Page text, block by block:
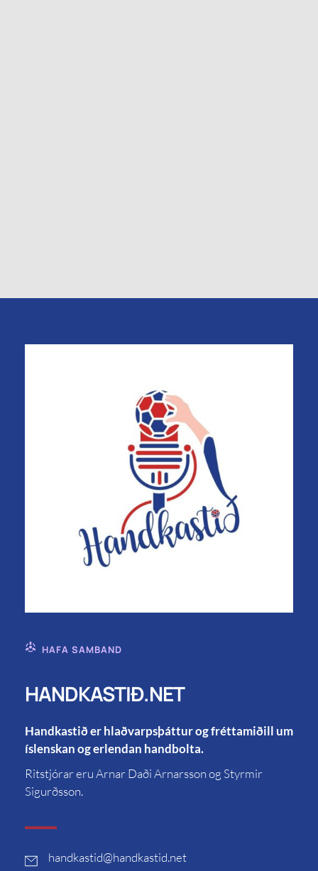
HAFA SAMBAND
HANDKASTIÐ.NET
Handkastið er hlaðvarpsþáttur og fréttamiðill um
íslenskan og erlendan handbolta.
Ritstjórar eru Arnar Daði Arnarsson og Styrmir
Sigurðsson.
handkastid@handkastid.net